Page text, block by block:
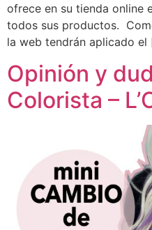
ofrece en su tienda online
todos sus productos.
la web tendrán aplicado
Opinión y
Colorista –